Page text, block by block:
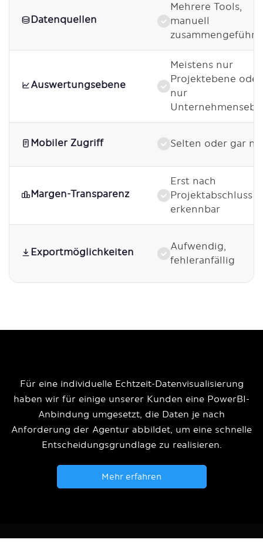
Datenquellen
Mehrere Tools,
manuell
zusammengeführt
Auswertungsebene
Meistens nur
Projektebene oder
nur
Mobiler Zugriff Selten oder gar
Margen-Transparenz
Erst nach
Projektabschluss
erkennbar
Exportmöglichkeiten
Aufwendig,
fehleranfällig
Für eine individuelle Echtzeit-Datenvisualisierung
haben wir für einige unserer Kunden eine PowerBI-
Anbindung umgesetzt, die Daten je nach
Anforderung der Agentur abbildet, um eine schnelle
Entscheidungsgrundlage zu realisieren.
Mehr erfahren